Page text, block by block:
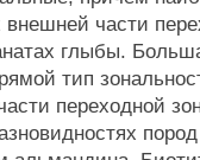
внешней части
глыбы.
тип
переходной